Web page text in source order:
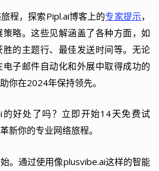
程，探索Pipl.ai博客上的专家提示，
略。这些见解涵盖了各种方面，如
的主题行、最佳发送时间等。无论
子邮件自动化和外展中取得成功的
你在2024年保持领先。
的好处了吗？立即开始14天免费试
新你的专业网络旅程。
。通过使用像plusvibe.ai这样的智能